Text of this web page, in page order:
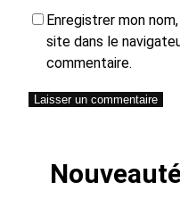
Enregistrer mon
site dans le
commentaire.